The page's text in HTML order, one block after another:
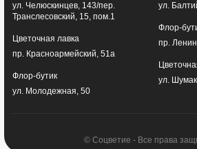
ул. Челюскинцев, 143/пер.
Транслесовский, 15, пом.1
Цветочная лавка
пр. Красноармейский, 51а
Флор-бутик
ул. Молодежная, 50
ул.
Флор-
пр.
ул.
© Соцветие - Все права